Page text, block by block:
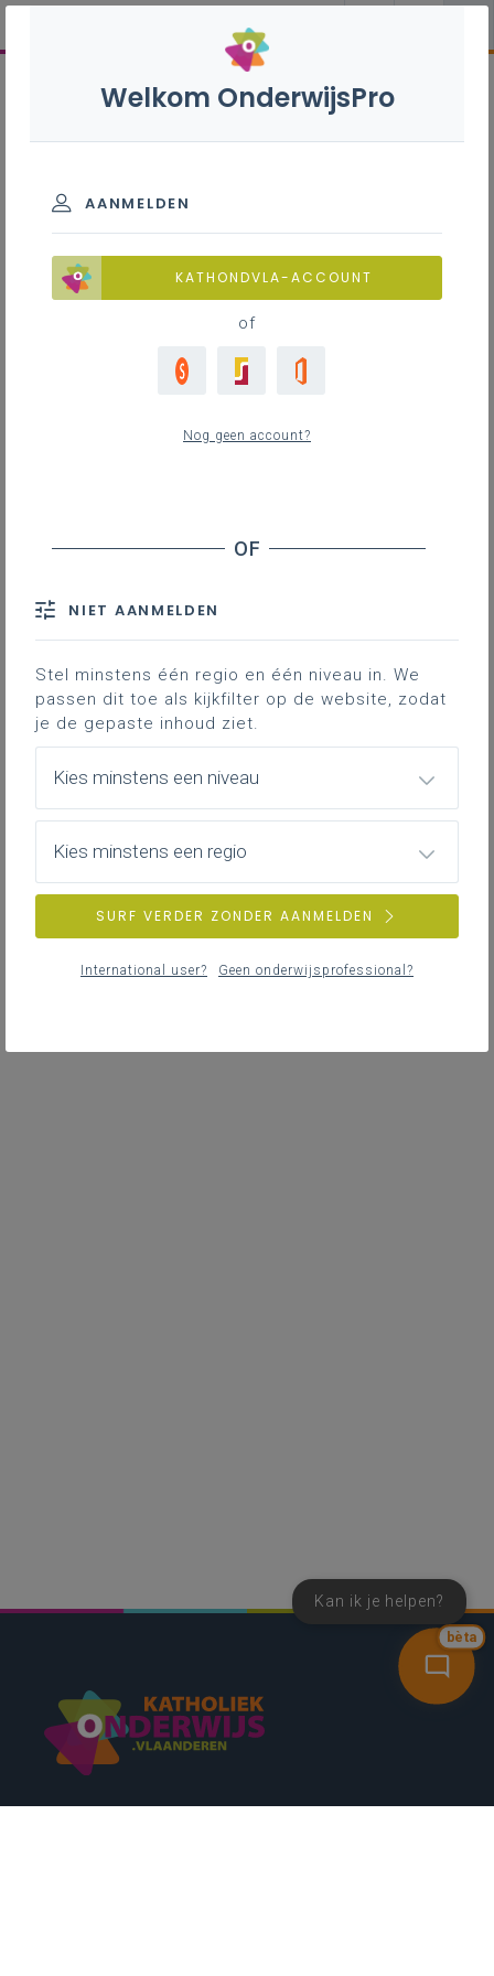
bèta
Kan ik je helpen?
Welkom OnderwijsPro
AANMELDEN
KATHONDVLA-ACCOUNT
of
Nog geen account?
NIET AANMELDEN
Stel minstens één regio en één niveau in. We
passen dit toe als kijkfilter op de website, zodat
je de gepaste inhoud ziet.
Kies minstens een niveau
Kies minstens een regio
SURF VERDER ZONDER AANMELDEN
International user? Geen onderwijsprofessional?